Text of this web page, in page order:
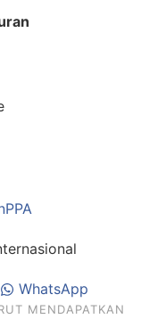
WhatsApp
MENDAPATKAN